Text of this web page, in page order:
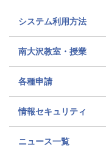
システム利用方法
南大沢教室・授業
各種申請
情報セキュリティ
ニュース一覧